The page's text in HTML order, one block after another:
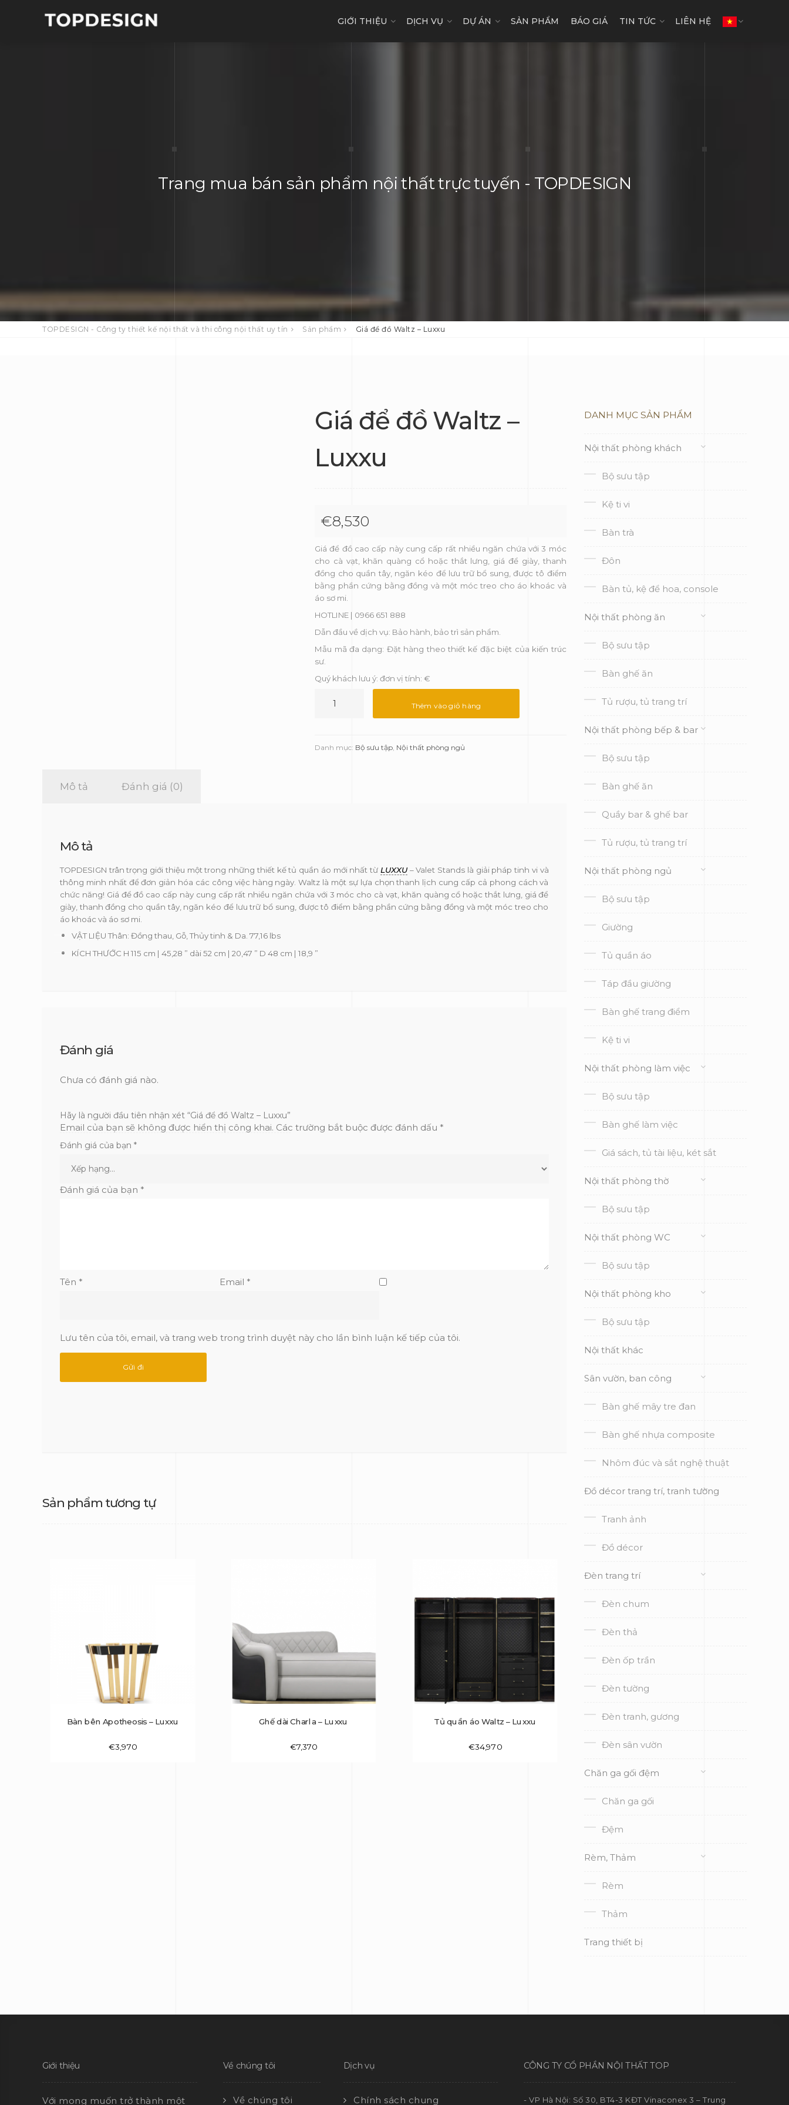
GIỚI THIỆU DỊCH VỤ DỰ ÁN SẢN PHẨM BÁO GIÁ TIN TỨC LIÊN HỆ
Trang mua bán sản phẩm nội thất trực tuyến - TOPDESIGN
TOPDESIGN - Công ty thiết kế nội thất và thi công nội thất uy tín Sản phẩm Giá để đồ Waltz – Luxxu
Giá để đồ Waltz –
Luxxu
€8,530
Giá để đồ cao cấp này cung cấp rất nhiều ngăn chứa với 3 móc
cho cà vạt, khăn quàng cổ hoặc thắt lưng, giá để giày, thanh
đồng cho quần tây, ngăn kéo để lưu trữ bổ sung, được tô điểm
bằng phần cứng bằng đồng và một móc treo cho áo khoác và
áo sơ mi.
HOTLINE | 0966 651 888
Dẫn đầu về dịch vụ: Bảo hành, bảo trì sản phẩm.
Mẫu mã đa dạng: Đặt hàng theo thiết kế đặc biệt của kiến trúc
sư.
Quý khách lưu ý: đơn vị tính: €
Luxxu
Thêm vào giỏ hàng
Danh mục: Bộ sưu tập, Nội thất phòng ngủ
Mô tả Đánh giá (0)
Mô tả
TOPDESIGN trân trọng giới thiệu một trong những thiết kế tủ quần áo mới nhất từ LUXXU– Valet Stands là giải pháp tinh vi và
thông minh nhất để đơn giản hóa các công việc hàng ngày. Waltz là một sự lựa chọn thanh lịch cung cấp cả phong cách và
chức năng! Giá để đồ cao cấp này cung cấp rất nhiều ngăn chứa với 3 móc cho cà vạt, khăn quàng cổ hoặc thắt lưng, giá để
giày, thanh đồng cho quần tây, ngăn kéo để lưu trữ bổ sung, được tô điểm bằng phần cứng bằng đồng và một móc treo cho
áo khoác và áo sơ mi.
VẬT LIỆU Thân: Đồng thau, Gỗ, Thủy tinh & Da. 77,16 lbs
KÍCH THƯỚC H 115 cm | 45,28 ” dài 52 cm | 20,47 ” D 48 cm | 18,9 ”
Đánh giá
Chưa có đánh giá nào.
Hãy là người đầu tiên nhận xét “Giá để đồ Waltz – Luxxu”
Email của bạn sẽ không được hiển thị công khai. Các trường bắt buộc được đánh dấu *
Đánh giá của bạn *
Đánh giá của bạn *
Tên * Email *
Lưu tên của tôi, email, và trang web trong trình duyệt này cho lần bình luận kế tiếp của tôi.
Sản phẩm tương tự
Bàn bên Apotheosis – Luxxu
€3,970
Ghế dài Charla – Luxxu
€7,370
Tủ quần áo Waltz – Luxxu
€34,970
DANH MỤC SẢN PHẨM
Nội thất phòng khách
Bộ sưu tập
Kệ ti vi
Bàn trà
Đôn
Bàn tủ, kệ để hoa, console
Nội thất phòng ăn
Bộ sưu tập
Bàn ghế ăn
Tủ rượu, tủ trang trí
Nội thất phòng bếp & bar
Bộ sưu tập
Bàn ghế ăn
Quầy bar & ghế bar
Tủ rượu, tủ trang trí
Nội thất phòng ngủ
Bộ sưu tập
Giường
Tủ quần áo
Táp đầu giường
Bàn ghế trang điểm
Kệ ti vi
Nội thất phòng làm việc
Bộ sưu tập
Bàn ghế làm việc
Giá sách, tủ tài liệu, két sắt
Nội thất phòng thờ
Bộ sưu tập
Nội thất phòng WC
Bộ sưu tập
Nội thất phòng kho
Bộ sưu tập
Nội thất khác
Sân vườn, ban công
Bàn ghế mây tre đan
Bàn ghế nhựa composite
Nhôm đúc và sắt nghệ thuật
Đồ décor trang trí, tranh tường
Tranh ảnh
Đồ décor
Đèn trang trí
Đèn chum
Đèn thả
Đèn ốp trần
Đèn tường
Đèn tranh, gương
Đèn sân vườn
Chăn ga gối đệm
Chăn ga gối
Đệm
Rèm, Thảm
Rèm
Thảm
Trang thiết bị
Giới thiệu
Với mong muốn trở thành một
Về chúng tôi
Về chúng tôi
Dịch vụ
Chính sách chung
CÔNG TY CỔ PHẦN NỘI THẤT TOP
- VP Hà Nội: Số 30, BT4-3 KĐT Vinaconex 3 – Trung